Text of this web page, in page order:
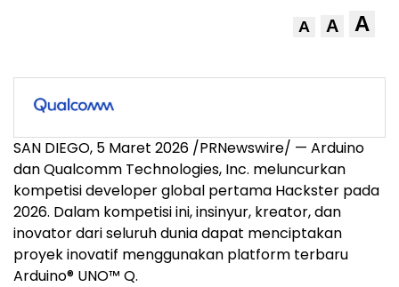
A A A
SAN DIEGO, 5 Maret 2026 /PRNewswire/ — Arduino
dan Qualcomm Technologies, Inc. meluncurkan
kompetisi developer global pertama Hackster pada
2026. Dalam kompetisi ini, insinyur, kreator, dan
inovator dari seluruh dunia dapat menciptakan
proyek inovatif menggunakan platform terbaru
Arduino® UNO™ Q.